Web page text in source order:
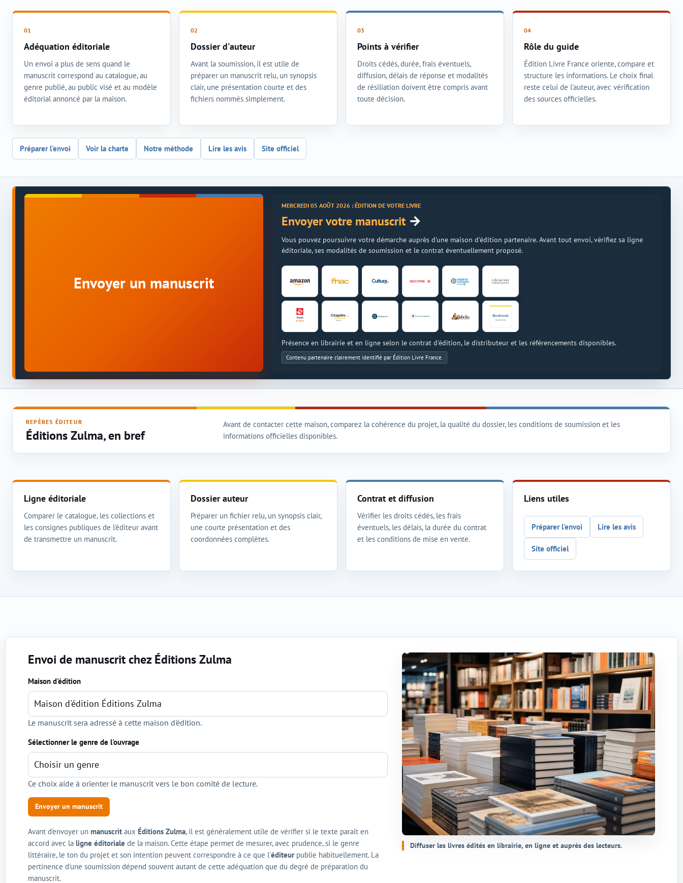
Adéquation éditoriale
Un envoi a plus de sens quand le
manuscrit correspond au catalogue, au
genre publié, au public visé et au modèle
éditorial annoncé par la maison.
Dossier d'auteur
Avant la soumission, il est utile de
préparer un manuscrit relu, un synopsis
clair, une présentation courte et des
fichiers nommés simplement.
Points à vérifier
Droits cédés, durée, frais éventuels,
diffusion, délais de réponse et modalités
de résiliation doivent être compris avant
toute décision.
Rôle du guide
Édition Livre France oriente, compare et
structure les informations. Le choix final
reste celui de l'auteur, avec vérification
des sources officielles.
Préparer l'envoi Voir la charte Notre méthode Lire les avis Site officiel
MERCREDI 05 AOÛT 2026 : ÉDITION DE VOTRE LIVRE
Envoyer votre manuscrit →
Vous pouvez poursuivre votre démarche auprès d'une maison d'édition partenaire. Avant tout envoi, vérifiez sa ligne
éditoriale, ses modalités de soumission et le contrat éventuellement proposé.
Présence en librairie et en ligne selon le contrat d'édition, le distributeur et les référencements disponibles.
Contenu partenaire clairement identifié par Édition Livre France.
Envoyer un manuscrit
REPÈRES ÉDITEUR
Éditions Zulma, en bref
Avant de contacter cette maison, comparez la cohérence du projet, la qualité du dossier, les conditions de soumission et les
informations officielles disponibles.
Ligne éditoriale
Comparer le catalogue, les collections et
les consignes publiques de l'éditeur avant
de transmettre un manuscrit.
Dossier auteur
Préparer un fichier relu, un synopsis clair,
une courte présentation et des
coordonnées complètes.
Contrat et diffusion
Vérifier les droits cédés, les frais
éventuels, les délais, la durée du contrat
et les conditions de mise en vente.
Liens utiles
Préparer l'envoi Lire les avis
Site officiel
Envoi de manuscrit chez Éditions Zulma
Sélection de l'éditeur et du genre
Maison d'édition
Le manuscrit sera adressé à cette maison d'édition.
Sélectionner le genre de l'ouvrage
Ce choix aide à orienter le manuscrit vers le bon comité de lecture.
Envoyer un manuscrit
Avant d'envoyer un manuscrit aux Éditions Zulma, il est généralement utile de vérifier si le texte paraît en
accord avec la ligne éditoriale de la maison. Cette étape permet de mesurer, avec prudence, si le genre
littéraire, le ton du projet et son intention peuvent correspondre à ce que l'éditeurpublie habituellement. La
pertinence d'une soumission dépend souvent autant de cette adéquation que du degré de préparation du
manuscrit.
Diffuser les livres édités en librairie, en ligne et auprès des lecteurs.